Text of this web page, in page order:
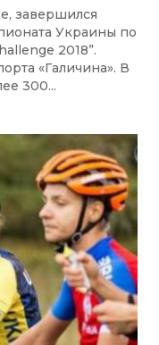
завершился
Украины по
2018”.
«Галичина». В
300...